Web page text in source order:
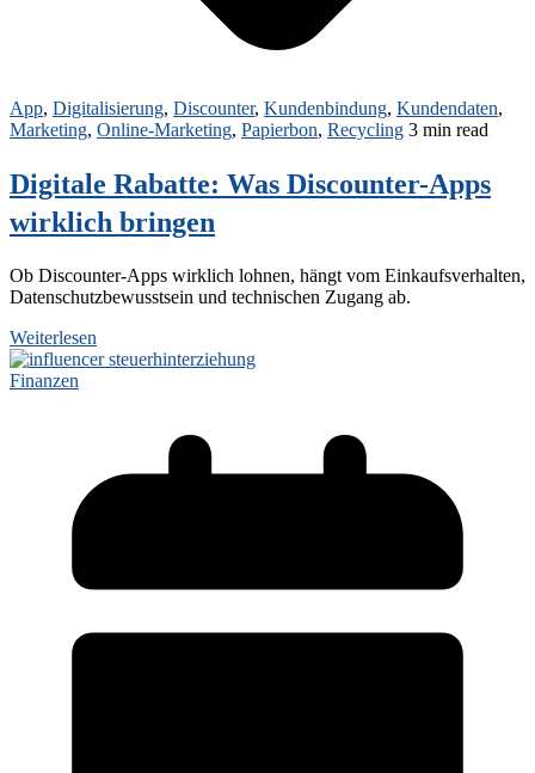
App, Digitalisierung, Discounter, Kundenbindung, Kundendaten,
Marketing, Online-Marketing, Papierbon, Recycling 3 min read
Digitale Rabatte: Was Discounter-Apps
wirklich bringen
Ob Discounter‑Apps wirklich lohnen, hängt vom Einkaufsverhalten,
Datenschutzbewusstsein und technischen Zugang ab.
Weiterlesen
Finanzen